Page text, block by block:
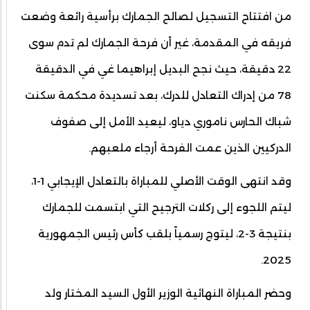
من افتتاح التسجيل لصالح الجمارك برأسية رائعة وضعت
فريقه في المقدمة، غير أن فرحة الجمارك لم تدم سوى
22 دقيقة، حيث نجح البديل إبراهيما غي في الدقيقة
78 من إدراك التعادل للدرك، بعد تسديدة محكمة سكنت
شباك الحارس ناموري دياو، ليعيد الأمل إلى صفوف
الدركيين الذين عمت الفرحة أرجاء ملعبهم.
وقد انتهى الوقت الأصلي للمباراة بالتعادل الإيجابي 1-1،
ليتم اللجوء إلى ركلات الترجيح التي ابتسمت للجمارك
بنتيجة 3-2، ليتوج رسمياً بلقب كأس رئيس الجمهورية
2025.
وحضر المباراة النهائية الوزير الأول السيد المختار ولد